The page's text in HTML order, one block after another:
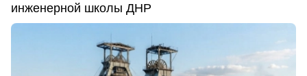
инженерной школы ДНР